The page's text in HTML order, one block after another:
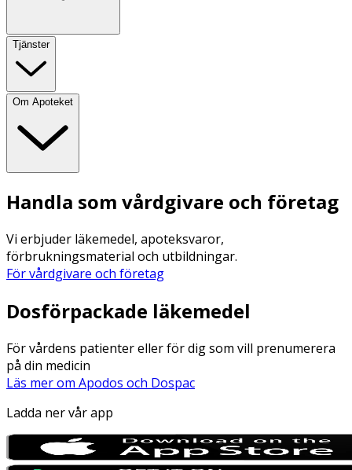
Tjänster
Om Apoteket
Handla som vårdgivare och företag
Vi erbjuder läkemedel, apoteksvaror,
förbrukningsmaterial och utbildningar.
För vårdgivare och företag
Dosförpackade läkemedel
För vårdens patienter eller för dig som vill prenumerera
på din medicin
Läs mer om Apodos och Dospac
Ladda ner vår app